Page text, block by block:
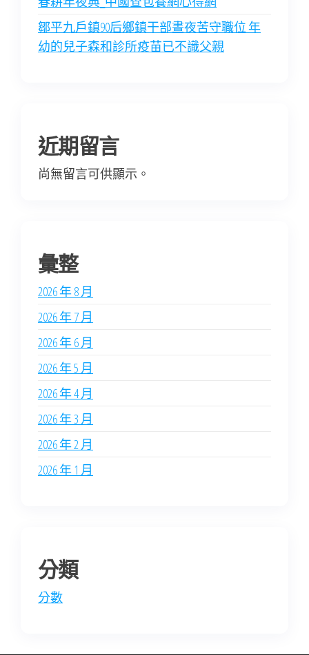
鄒平九戶鎮90后鄉鎮干部晝夜苦守職位 年
幼的兒子森和診所疫苗已不識父親
近期留言
尚無留言可供顯示。
彙整
2026 年 8 月
2026 年 7 月
2026 年 6 月
2026 年 5 月
2026 年 4 月
2026 年 3 月
2026 年 2 月
2026 年 1 月
分類
分數